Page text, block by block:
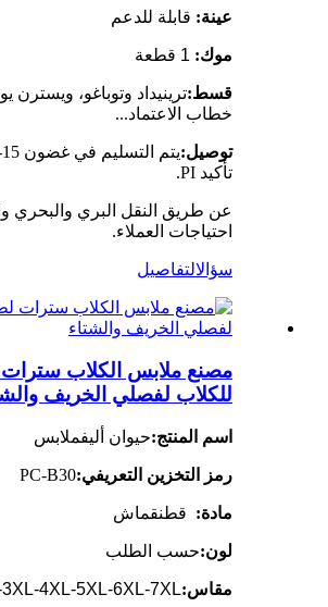
عينة: قابلة للدعم
موك: 1 قطعة
قسط:ترينيداد وتوباغو، ويسترن
خطاب الاعتماد...
توصيل:
تأكيد PI.
عن طريق النقل البري
احتياجات العملاء.
سؤالالتفاصيل
مصنع ملابس الكلاب
للكلاب لفصلي الخريف
اسم المنتج:حيوان أليفملابس
رمز التخزين التعريفي:PC-B30
مادة: قطنقماش
لون:حسب الطلب
مقاس:4XL-5XL-6XL-7XL